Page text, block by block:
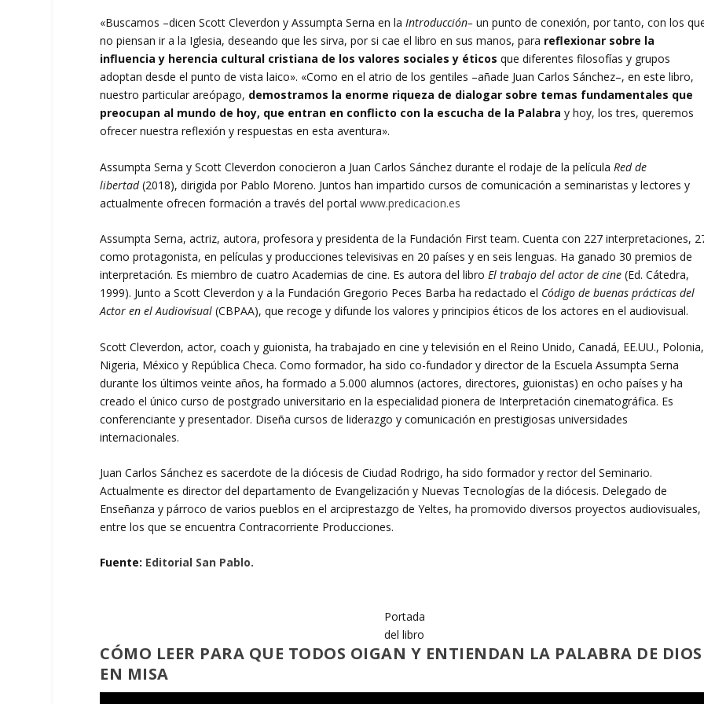
«Buscamos –dicen Scott Cleverdon y Assumpta Serna en laIntroducción– un punto de conexión, por tanto, con los
no piensan ir a la Iglesia, deseando que les sirva, por si cae el libro en sus manos, para reflexionar sobre la
influencia y herencia cultural cristiana de los valores sociales y éticos que diferentes filosofías y grupos
adoptan desde el punto de vista laico». «Como en el atrio de los gentiles –añade Juan Carlos Sánchez–, en este libro,
nuestro particular areópago, demostramos la enorme riqueza de dialogar sobre temas fundamentales que
preocupan al mundo de hoy, que entran en conflicto con la escucha de la Palabra y hoy, los tres, queremos
ofrecer nuestra reflexión y respuestas en esta aventura».
Assumpta Serna y Scott Cleverdon conocieron a Juan Carlos Sánchez durante el rodaje de la película Red de
libertad(2018), dirigida por Pablo Moreno. Juntos han impartido cursos de comunicación a seminaristas y lectores y
actualmente ofrecen formación a través del portalwww.predicacion.es
Assumpta Serna, actriz, autora, profesora y presidenta de la Fundación First team. Cuenta con 227 interpretaciones,
como protagonista, en películas y producciones televisivas en 20 países y en seis lenguas. Ha ganado 30 premios de
interpretación. Es miembro de cuatro Academias de cine. Es autora del libroEl trabajo del actor de cine (Ed. Cátedra,
1999). Junto a Scott Cleverdon y a la Fundación Gregorio Peces Barba ha redactado el Código de buenas prácticas del
Actor en el Audiovisual (CBPAA), que recoge y difunde los valores y principios éticos de los actores en el audiovisual.
Scott Cleverdon, actor, coach y guionista, ha trabajado en cine y televisión en el Reino Unido, Canadá, EE.UU., Polonia,
Nigeria, México y República Checa. Como formador, ha sido co-fundador y director de la Escuela Assumpta Serna
durante los últimos veinte años, ha formado a 5.000 alumnos (actores, directores, guionistas) en ocho países y ha
creado el único curso de postgrado universitario en la especialidad pionera de Interpretación cinematográfica. Es
conferenciante y presentador. Diseña cursos de liderazgo y comunicación en prestigiosas universidades
internacionales.
Juan Carlos Sánchez es sacerdote de la diócesis de Ciudad Rodrigo, ha sido formador y rector del Seminario.
Actualmente es director del departamento de Evangelización y Nuevas Tecnologías de la diócesis. Delegado de
Enseñanza y párroco de varios pueblos en el arciprestazgo de Yeltes, ha promovido diversos proyectos audiovisuales,
entre los que se encuentra Contracorriente Producciones.
Fuente: Editorial San Pablo.
Portada
del libro
CÓMO LEER PARA QUE TODOS OIGAN Y ENTIENDAN LA PALABRA DE DIOS
EN MISA